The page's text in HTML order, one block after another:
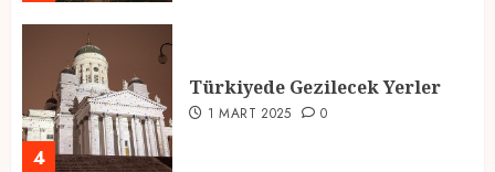
4
Türkiyede Gezilecek Yerler
1 MART 2025 0